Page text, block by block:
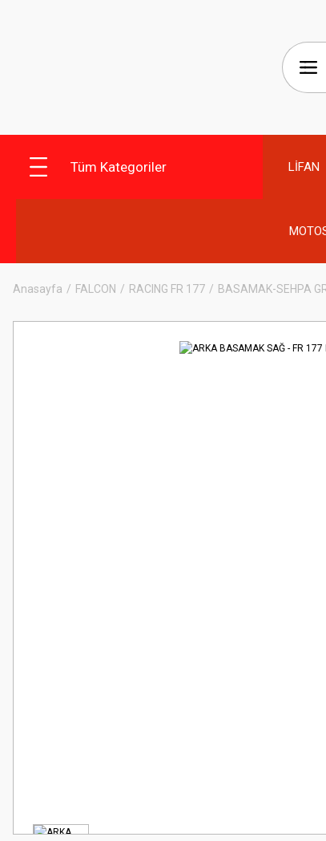
Tüm Kategoriler LİFAN
Anasayfa FALCON RACING FR 177 BASAMAK-SEHPA